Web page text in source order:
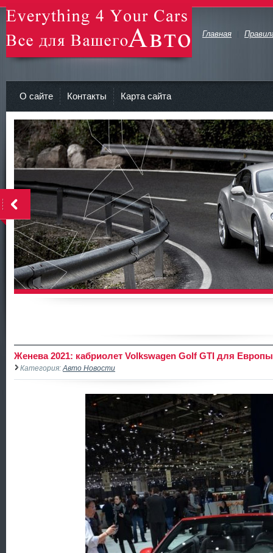
avto-zv.ru - Все для Вашего авто
Главная
О сайте Контакты Карта сайта
Женева 2021: кабриолет Volkswagen Golf GTI для Европы
Категория: Авто Новости